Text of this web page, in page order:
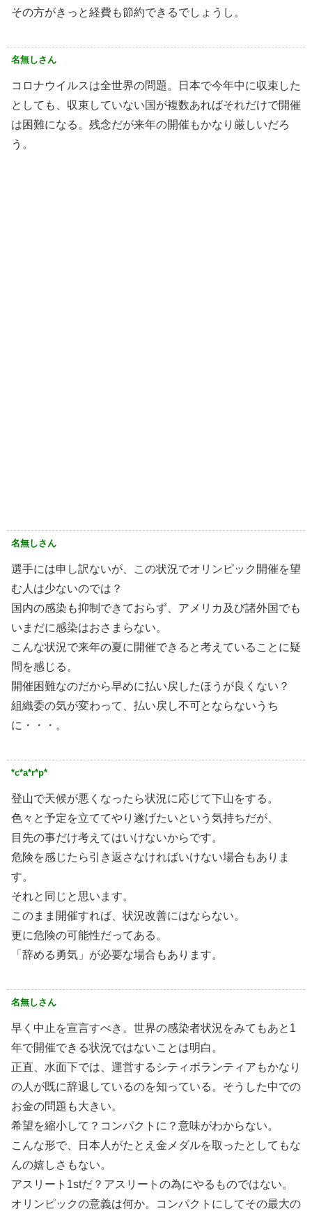
その方がきっと経費も節約できるでしょうし。
名無しさん
コロナウイルスは全世界の問題。日本で今年中に収束した
としても、収束していない国が複数あればそれだけで開催
は困難になる。残念だが来年の開催もかなり厳しいだろ
う。
名無しさん
選手には申し訳ないが、この状況でオリンピック開催を望
む人は少ないのでは？
国内の感染も抑制できておらず、アメリカ及び諸外国でも
いまだに感染はおさまらない。
こんな状況で来年の夏に開催できると考えていることに疑
問を感じる。
開催困難なのだから早めに払い戻したほうが良くない？
組織委の気が変わって、払い戻し不可とならないうち
に・・・。
*c*a*r*p*
登山で天候が悪くなったら状況に応じて下山をする。
色々と予定を立ててやり遂げたいという気持ちだが、
目先の事だけ考えてはいけないからです。
危険を感じたら引き返さなければいけない場合もありま
す。
それと同じと思います。
このまま開催すれば、状況改善にはならない。
更に危険の可能性だってある。
「辞める勇気」が必要な場合もあります。
名無しさん
早く中止を宣言すべき。世界の感染者状況をみてもあと1
年で開催できる状況ではないことは明白。
正直、水面下では、運営するシティボランティアもかなり
の人が既に辞退しているのを知っている。そうした中での
お金の問題も大きい。
希望を縮小して？コンパクトに？意味がわからない。
こんな形で、日本人がたとえ金メダルを取ったとしてもな
んの嬉しさもない。
アスリート1stだ？アスリートの為にやるものではない。
オリンピックの意義は何か。コンパクトにしてその最大の